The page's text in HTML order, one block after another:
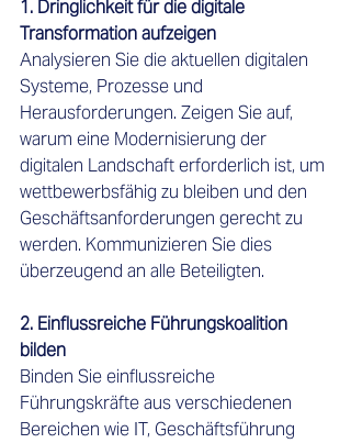
1. Dringlichkeit für die digitale
Transformation aufzeigen
Analysieren Sie die aktuellen digitalen
Systeme, Prozesse und
Herausforderungen. Zeigen Sie auf,
warum eine Modernisierung der
digitalen Landschaft erforderlich ist, um
wettbewerbsfähig zu bleiben und den
Geschäftsanforderungen gerecht zu
werden. Kommunizieren Sie dies
überzeugend an alle Beteiligten.
2. Einflussreiche Führungskoalition
bilden
Binden Sie einflussreiche
Führungskräfte aus verschiedenen
Bereichen wie IT, Geschäftsführung